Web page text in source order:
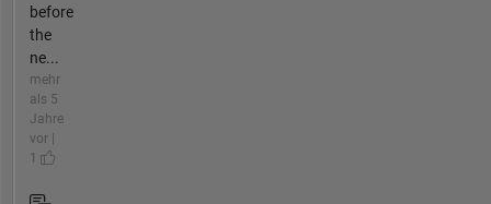
before
the
ne...
mehr
als 5
Jahre
vor |
1